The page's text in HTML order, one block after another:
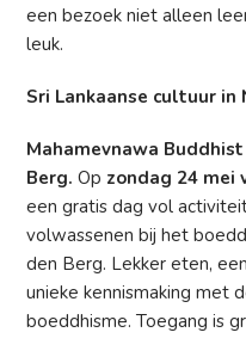
een bezoek niet alleen
leuk.
Sri Lankaanse cultuur in
Mahamevnawa
Berg. Op zondag 24 mei
een gratis dag vol
volwassenen bij het
den Berg. Lekker eten,
unieke kennismaking met
boeddhisme. Toegang is